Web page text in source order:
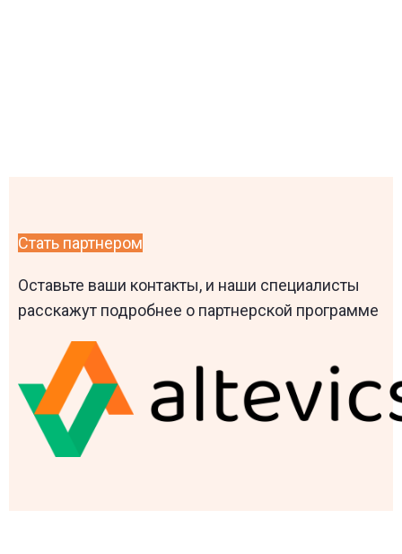
Стать партнером
Оставьте ваши контакты, и наши специалисты
расскажут подробнее о партнерской программе